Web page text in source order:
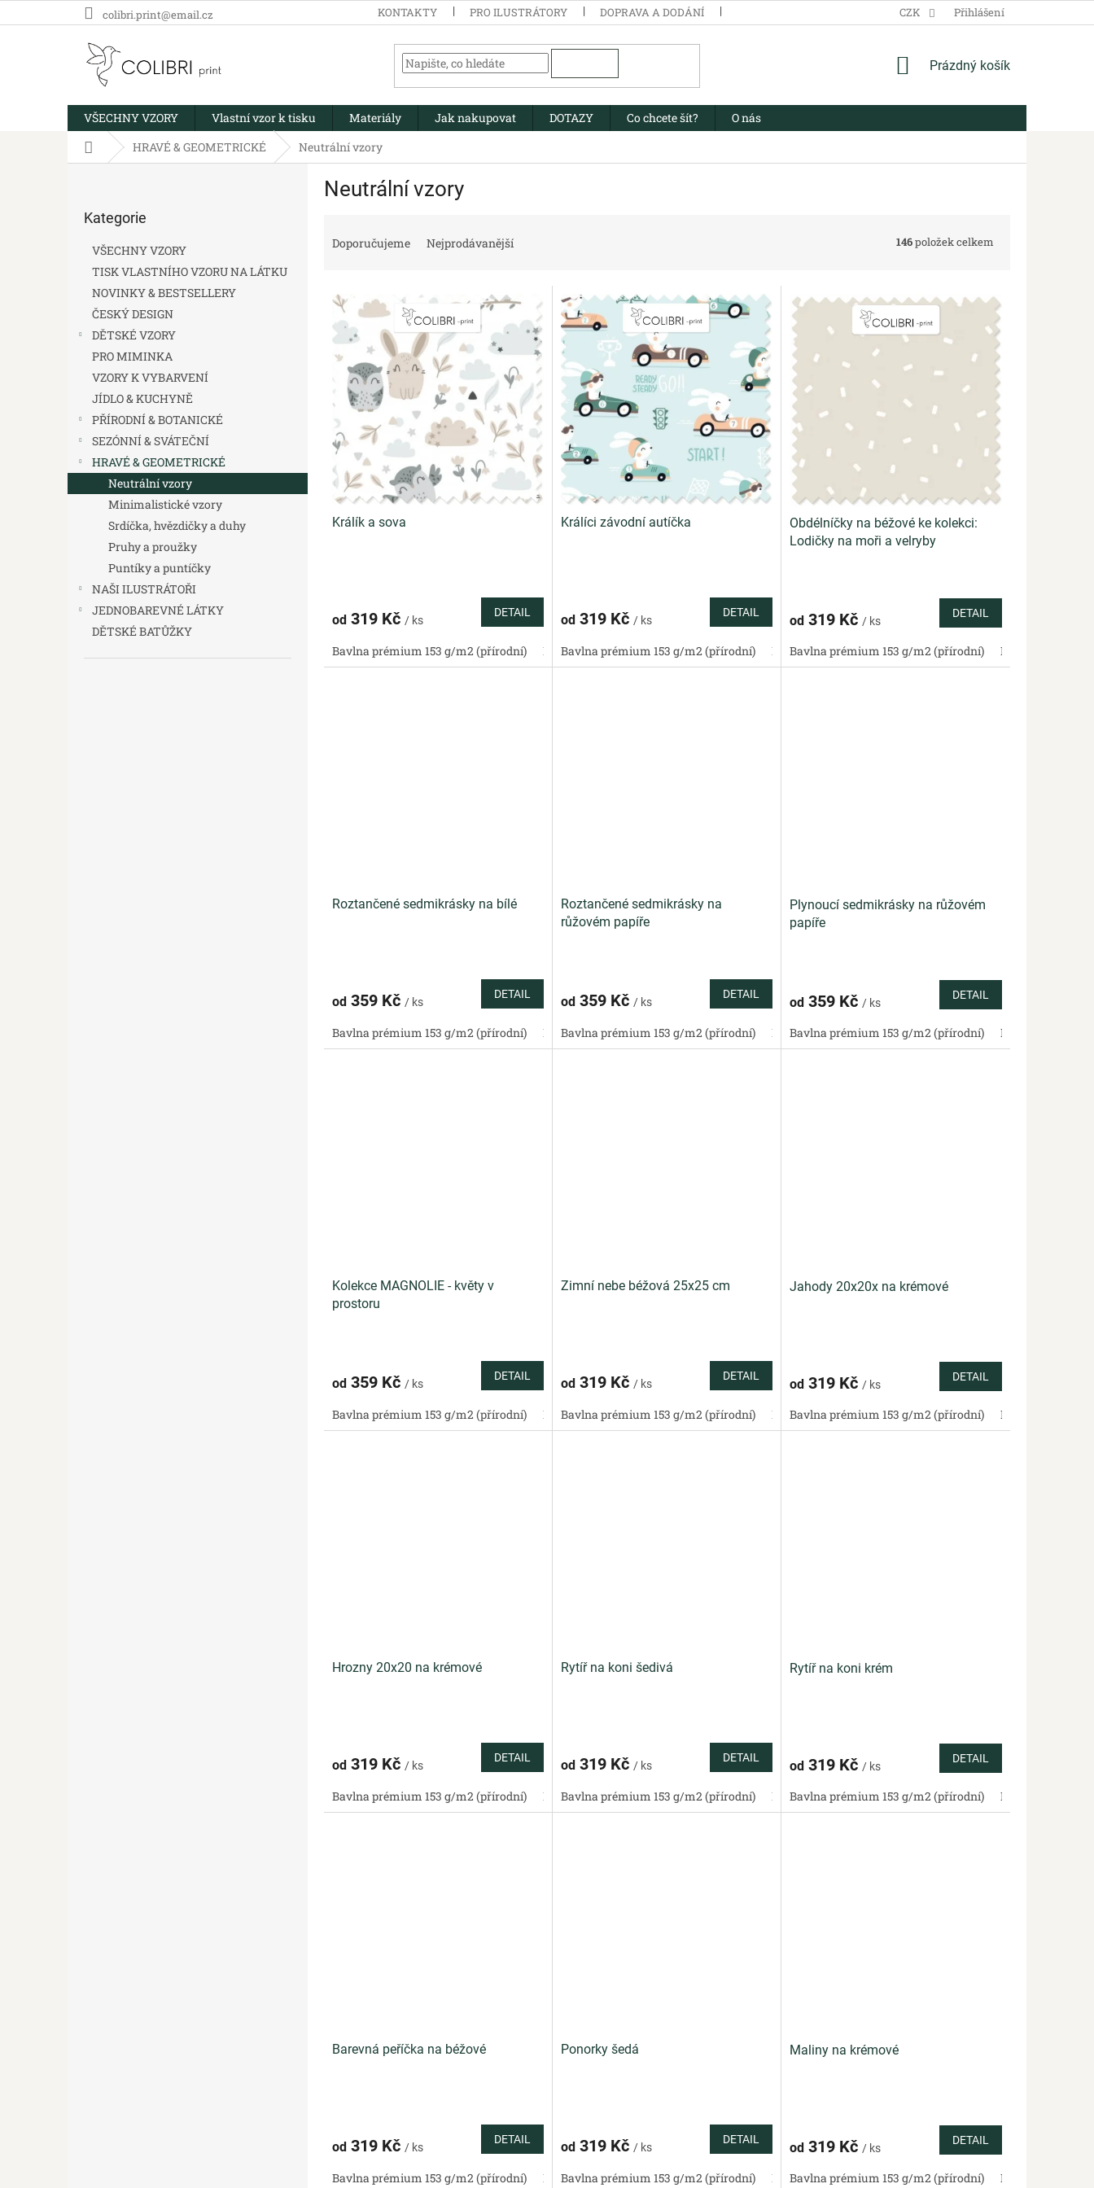
na
colibri.print@email.cz KONTAKTY PRO ILUSTRÁTORY DOPRAVA A DODÁNÍ VŠEOBECNÉ OBCHODNÍ PODMÍNKY ZÁSADY ZPRACOVÁNÍ
CZK Přihlášení
NÁKUPNÍ
Prázdný košík
VŠECHNY VZORY Vlastní vzor k tisku Materiály Jak nakupovat DOTAZY Co chcete šít?
O nás
Domů HRAVÉ & GEOMETRICKÉ Neutrální vzory
kategorie
Kategorie
VŠECHNY VZORY
TISK VLASTNÍHO VZORU NA LÁTKU
NOVINKY & BESTSELLERY
ČESKÝ DESIGN
DĚTSKÉ VZORY
PRO MIMINKA
VZORY K VYBARVENÍ
JÍDLO & KUCHYNĚ
PŘÍRODNÍ & BOTANICKÉ
SEZÓNNÍ & SVÁTEČNÍ
HRAVÉ & GEOMETRICKÉ
Neutrální vzory
Minimalistické vzory
Srdíčka, hvězdičky a duhy
Pruhy a proužky
Puntíky a puntíčky
NAŠI ILUSTRÁTOŘI
JEDNOBAREVNÉ LÁTKY
DĚTSKÉ BATŮŽKY
Neutrální vzory
Doporučujeme Nejprodávanější 146položek celkem
Králík a sova
od 319 Kč / ks
DETAIL
Bavlna prémium 153 g/m2 (přírodní) Bavlněný satén 130 g/m2 (přírodní) Bavlněné plátno standard (přírodní) Bavlněná panama 220 g/
Králíci závodní autíčka
od319 Kč / ks
DETAIL
Bavlna prémium 153 g/m2 (přírodní) Bavlněný satén 130 g/m2 (přírodní) Bavlněné plátno
Obdélníčky na béžové ke kolekci:
Lodičky na moři a velryby
od319 Kč / ks
DETAIL
Bavlna prémium 153 g/m2 (přírodní) Bavlněný satén
Roztančené sedmikrásky na bílé
od 359 Kč / ks
DETAIL
Bavlna prémium 153 g/m2 (přírodní) Bavlněný satén 130 g/m2 (přírodní) Bavlněné plátno standard (přírodní) Bavlněná panama 220 g/
Roztančené sedmikrásky na
růžovém papíře
od359 Kč / ks
DETAIL
Bavlna prémium 153 g/m2 (přírodní) Bavlněný satén 130 g/m2 (přírodní) Bavlněné plátno
Plynoucí sedmikrásky na růžovém
papíře
od359 Kč / ks
DETAIL
Bavlna prémium 153 g/m2 (přírodní) Bavlněný satén
Kolekce MAGNOLIE - květy v
prostoru
od 359 Kč / ks
DETAIL
Bavlna prémium 153 g/m2 (přírodní) Bavlněný satén 130 g/m2 (přírodní) Bavlněné plátno standard (přírodní) Bavlněná panama 220 g/
Zimní nebe béžová 25x25 cm
od319 Kč / ks
DETAIL
Bavlna prémium 153 g/m2 (přírodní) Bavlněný satén 130 g/m2 (přírodní) Bavlněné plátno
Jahody 20x20x na krémové
od319 Kč / ks
DETAIL
Bavlna prémium 153 g/m2 (přírodní) Bavlněný satén
Hrozny 20x20 na krémové
od 319 Kč / ks
DETAIL
Bavlna prémium 153 g/m2 (přírodní) Bavlněný satén 130 g/m2 (přírodní) Bavlněné plátno standard (přírodní) Bavlněná panama 220 g/
Rytíř na koni šedivá
od319 Kč / ks
DETAIL
Bavlna prémium 153 g/m2 (přírodní) Bavlněný satén 130 g/m2 (přírodní) Bavlněné plátno
Rytíř na koni krém
od319 Kč / ks
DETAIL
Bavlna prémium 153 g/m2 (přírodní) Bavlněný satén
Barevná peříčka na béžové
od 319 Kč / ks
DETAIL
Bavlna prémium 153 g/m2 (přírodní) Bavlněný satén 130 g/m2 (přírodní) Bavlněné plátno standard (přírodní) Bavlněná panama 220 g/
Ponorky šedá
od319 Kč / ks
DETAIL
Bavlna prémium 153 g/m2 (přírodní) Bavlněný satén 130 g/m2 (přírodní) Bavlněné plátno
Maliny na krémové
od319 Kč / ks
DETAIL
Bavlna prémium 153 g/m2 (přírodní) Bavlněný satén